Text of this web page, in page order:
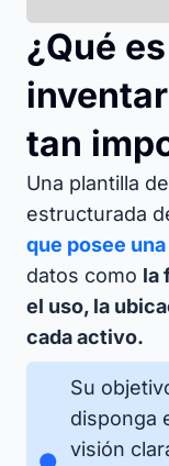
¿Qué
tan
Una plantilla
estructurada
que posee
datos como la
el uso, la
cada activo.
Su
disponga
visión